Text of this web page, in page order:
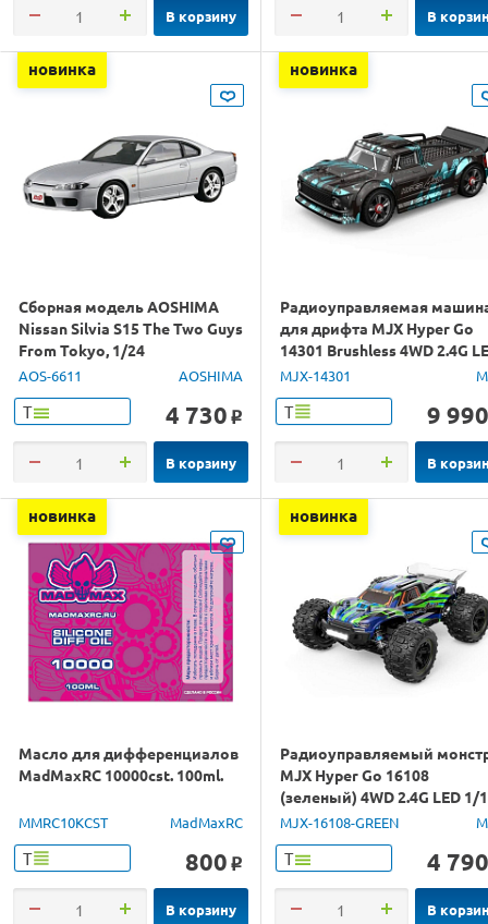
В корзину В
новинка
Сборная модель AOSHIMA
Nissan Silvia S15 The Two Guys
From Tokyo, 1/24
AOS-6611 AOSHIMA
Т 4 730 o
В корзину
новинка
Радиоуправляемая
для дрифта MJX Hyper Go
14301 Brushless 4WD 2.4G
1/14 RTR
MJX-14301
Т 9 990
В
новинка
Масло для дифференциалов
MadMaxRC 10000cst. 100ml.
MMRC10KCST MadMaxRC
Т 800 o
В корзину
новинка
Радиоуправляемый
MJX Hyper Go 16108
(зеленый) 4WD 2.4G LED 1/
RTR
MJX-16108-GREEN
Т 4 790
В